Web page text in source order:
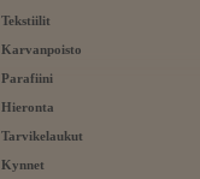
Tekstiilit
Karvanpoisto
Parafiini
Hieronta
Tarvikelaukut
Kynnet